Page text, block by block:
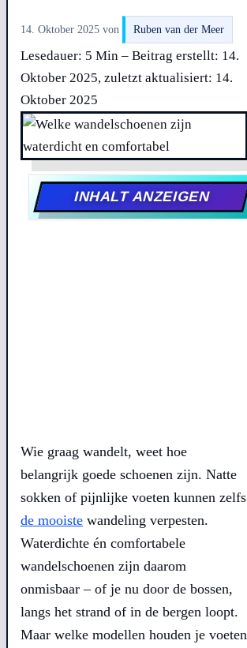
14. Oktober 2025 von Ruben van der Meer
Lesedauer: 5 Min – Beitrag erstellt: 14.
Oktober 2025, zuletzt aktualisiert: 14.
Oktober 2025
INHALT ANZEIGEN
Wie graag wandelt, weet hoe
belangrijk goede schoenen zijn. Natte
sokken of pijnlijke voeten kunnen zelfs
de mooiste wandeling verpesten.
Waterdichte én comfortabele
wandelschoenen zijn daarom
onmisbaar – of je nu door de bossen,
langs het strand of in de bergen loopt.
Maar welke modellen houden je voeten